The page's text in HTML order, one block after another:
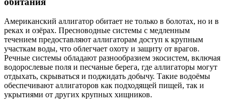
Американский аллигатор обитает не только в болотах, но и в
реках и озёрах. Пресноводные системы с медленным
течением предоставляют аллигаторам доступ к крупным
участкам воды, что облегчает охоту и защиту от врагов.
Речные системы обладают разнообразием экосистем, включая
водорослевые поля и песчаные берега, где аллигаторы могут
отдыхать, скрываться и поджидать добычу. Такие водоёмы
обеспечивают аллигаторов как подходящей пищей, так и
укрытиями от других крупных хищников.